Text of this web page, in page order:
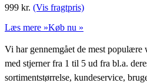
999 kr. (Vis fragtpris)
Læs mere »Køb nu »
Vi har gennemgået de mest populære
med stjerner fra 1 til 5 ud fra bl.a.
sortimentstørrelse, kundeservice,